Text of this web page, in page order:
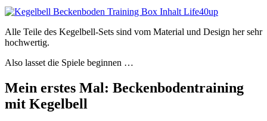
Alle Teile des Kegelbell-Sets sind vom Material und Design her sehr
hochwertig.
Also lasset die Spiele beginnen …
Mein erstes Mal: Beckenbodentraining
mit Kegelbell